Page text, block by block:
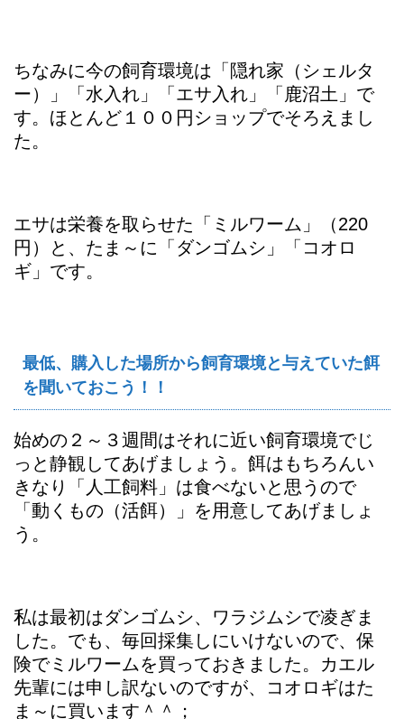
ちなみに今の飼育環境は「隠れ家（シェルタ
ー）」「水入れ」「エサ入れ」「鹿沼土」で
す。ほとんど１００円ショップでそろえまし
た。
エサは栄養を取らせた「ミルワーム」（220
円）と、たま～に「ダンゴムシ」「コオロ
ギ」です。
最低、購入した場所から飼育環境と与えていた餌
を聞いておこう！！
始めの２～３週間はそれに近い飼育環境でじ
っと静観してあげましょう。餌はもちろんい
きなり「人工飼料」は食べないと思うので
「動くもの（活餌）」を用意してあげましょ
う。
私は最初はダンゴムシ、ワラジムシで凌ぎま
した。でも、毎回採集しにいけないので、保
険でミルワームを買っておきました。カエル
先輩には申し訳ないのですが、コオロギはた
ま～に買います＾＾；